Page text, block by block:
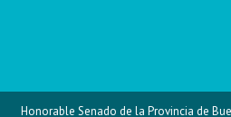
Honorable Senado de la Provincia de